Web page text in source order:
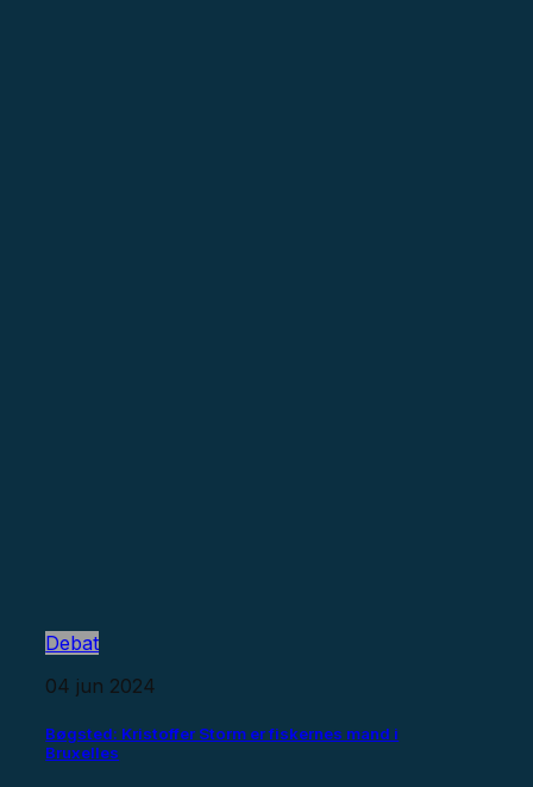
Debat
04 jun 2024
Bøgsted: Kristoffer Storm er fiskernes mand i
Bruxelles